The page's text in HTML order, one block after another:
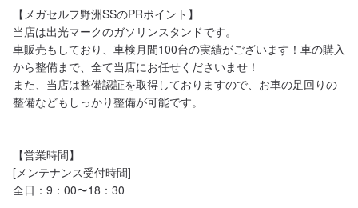
【メガセルフ野洲SSのPRポイント】
当店は出光マークのガソリンスタンドです。
車販売もしており、車検月間100台の実績がございます！車の購入
から整備まで、全て当店にお任せくださいませ！
また、当店は整備認証を取得しておりますので、お車の足回りの
整備などもしっかり整備が可能です。
【営業時間】
[メンテナンス受付時間]
全日：9：00〜18：30